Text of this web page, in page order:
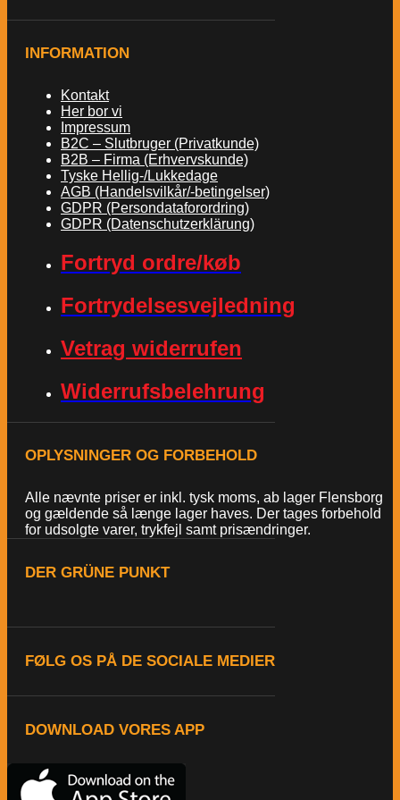
INFORMATION
Kontakt
Her bor vi
Impressum
B2C – Slutbruger (Privatkunde)
B2B – Firma (Erhvervskunde)
Tyske Hellig-/Lukkedage
AGB (Handelsvilkår/-betingelser)
GDPR (Persondataforordring)
GDPR (Datenschutzerklärung)
Fortryd ordre/køb
Fortrydelsesvejledning
Vetrag widerrufen
Widerrufsbelehrung
OPLYSNINGER OG FORBEHOLD
Alle nævnte priser er inkl. tysk moms, ab lager Flensborg
og gældende så længe lager haves. Der tages forbehold
for udsolgte varer, trykfejl samt prisændringer.
DER GRÜNE PUNKT
FØLG OS PÅ DE SOCIALE MEDIER
DOWNLOAD VORES APP